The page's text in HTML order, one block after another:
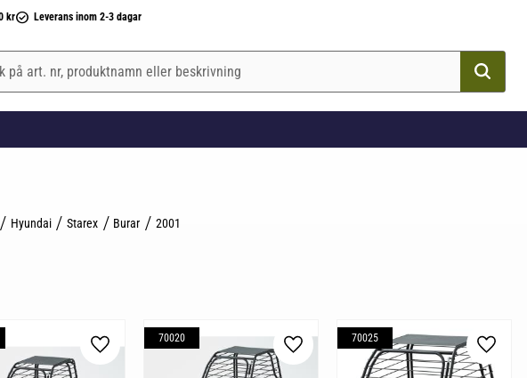
kr Leverans inom 2-3 dagar
Hyundai Starex Burar 2001
Lägg till i favoriter
70020
Lägg till i favoriter
70025
Lägg